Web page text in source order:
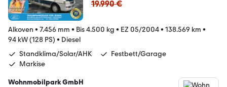
19.990 €
Alkoven • 7.456 mm • Bis 4.500 kg • EZ 05/2004• 138.569 km •
94 kW (128 PS) • Diesel
Standklima/Solar/AHK
Festbett/Garage
Markise
Wohnmobilpark GmbH